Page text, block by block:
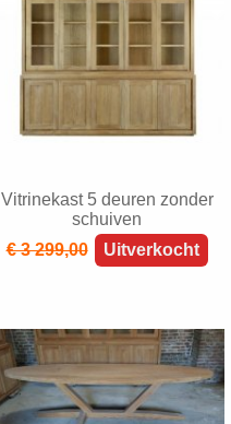
Vitrinekast 5 deuren zonder
schuiven
€ 3 299,00
Uitverkocht